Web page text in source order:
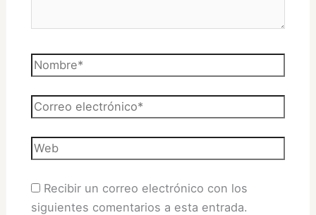
Nombre*
Correo
electrónico*
Web
Recibir un correo electrónico con los
siguientes comentarios a esta entrada.